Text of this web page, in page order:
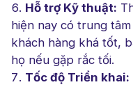
Hỗ trợ Kỹ thuật:
hiện nay có trung
khách hàng khá tốt,
họ nếu gặp rắc tối.
Tốc độ Triển khai: